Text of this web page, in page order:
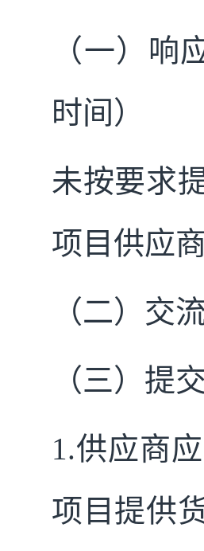
（一）响
时间）
未按要求
项目供应
（二）交
（三）提
1.供应商
项目提供